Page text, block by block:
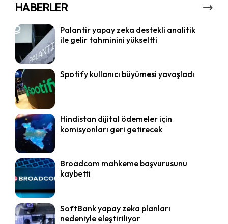
HABERLER
Palantir yapay zeka destekli analitik
ile gelir tahminini yükseltti
Spotify kullanıcı büyümesi yavaşladı
Hindistan dijital ödemeler için
komisyonları geri getirecek
Broadcom mahkeme başvurusunu
kaybetti
SoftBank yapay zeka planları
nedeniyle eleştiriliyor